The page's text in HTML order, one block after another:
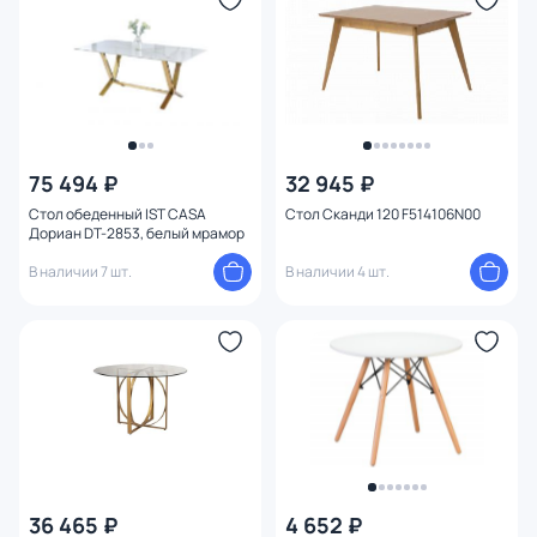
75 494 ₽
Стол обеденный IST CASA
Дориан DT-2853, белый мрамор
В наличии 7 шт.
32 945 ₽
Стол Сканди 120 F514106N00
В наличии 4 шт.
36 465 ₽ 4 652 ₽